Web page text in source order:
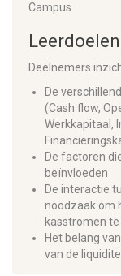
Campus.
Leerdoelen
Deelnemers
De
(Cash flow,
Werkkapitaal,
De factoren
beïnvloeden
De interactie
noodzaak om
kasstromen
Het belang
van de